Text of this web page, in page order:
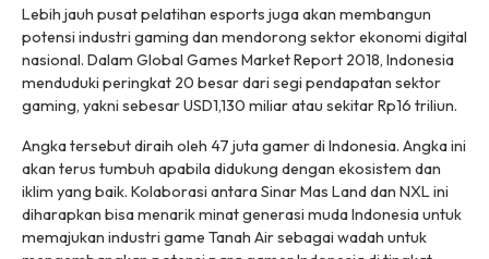
Lebih jauh pusat pelatihan esports juga akan membangun
potensi industri gaming dan mendorong sektor ekonomi digital
nasional. Dalam Global Games Market Report 2018, Indonesia
menduduki peringkat 20 besar dari segi pendapatan sektor
gaming, yakni sebesar USD1,130 miliar atau sekitar Rp16 triliun.
Angka tersebut diraih oleh 47 juta gamer di Indonesia. Angka ini
akan terus tumbuh apabila didukung dengan ekosistem dan
iklim yang baik. Kolaborasi antara Sinar Mas Land dan NXL ini
diharapkan bisa menarik minat generasi muda Indonesia untuk
memajukan industri game Tanah Air sebagai wadah untuk